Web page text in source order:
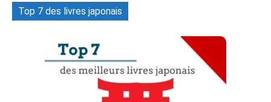
Top 7 des livres japonais